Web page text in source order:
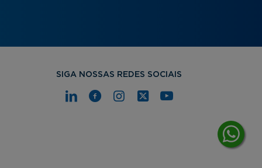
SIGA NOSSAS REDES SOCIAIS